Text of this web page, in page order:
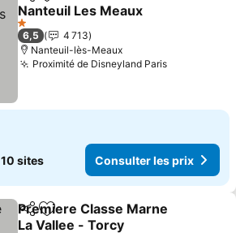
Nanteuil Les Meaux
1 Étoiles
6,5
4 713
Nanteuil-lès-Meaux
Proximité de Disneyland Paris
10 sites Consulter les prix
PartagerAjouter à mes favoris
Premiere Classe Marne
La Vallee - Torcy